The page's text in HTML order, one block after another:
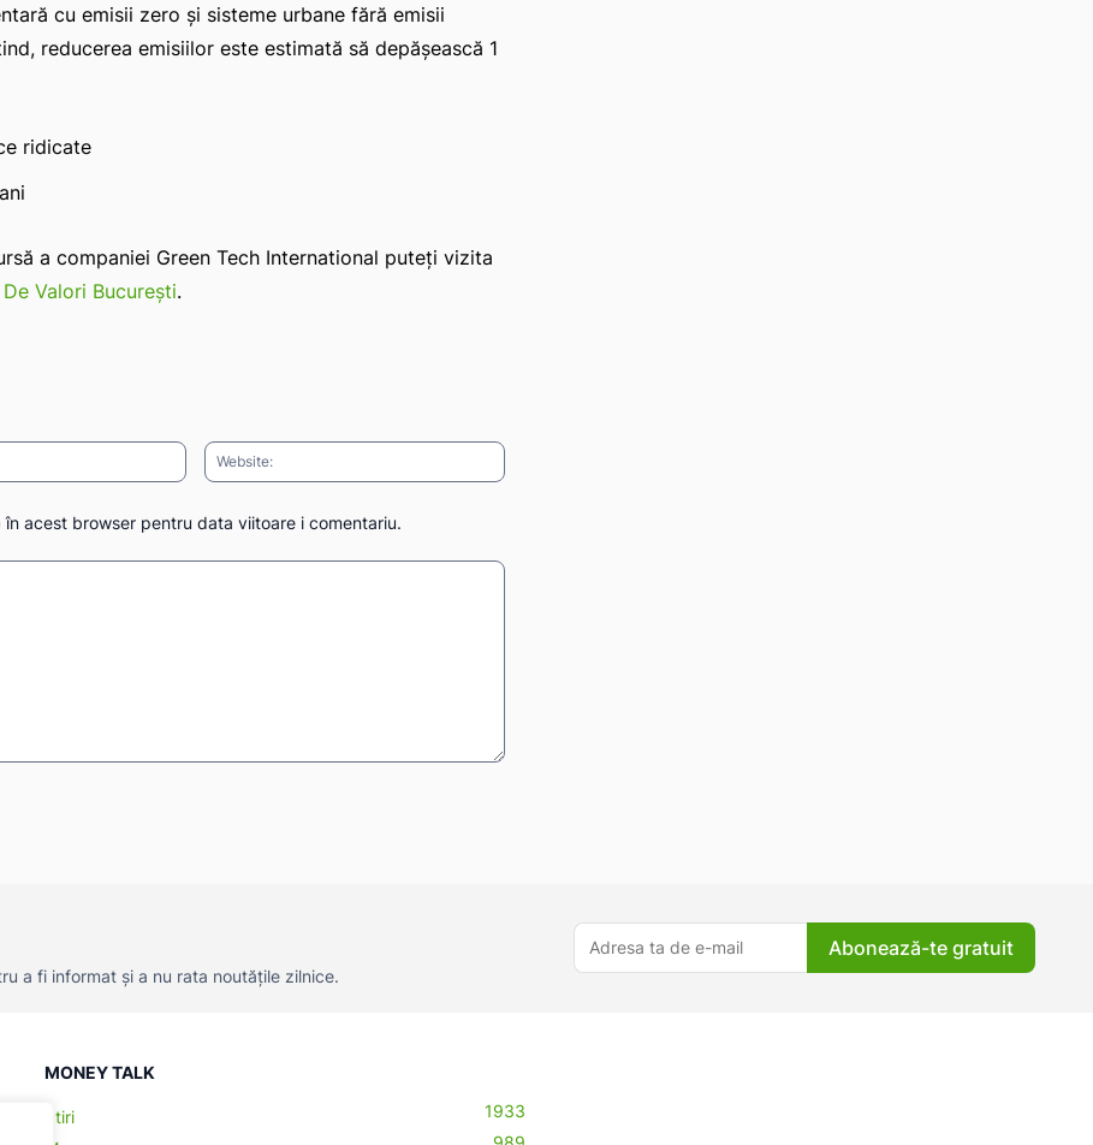
cu emisii zero și sisteme urbane fără emisii
reducerea emisiilor este estimată să depășească 1
ridicate
a companiei Green Tech International puteți vizita
De Valori București.
Email:* Website:
acest browser pentru data viitoare i comentariu.
a fi informat și a nu rata noutățile zilnice.
Abonează-te gratuit
MONEY TALK
Știri
1933